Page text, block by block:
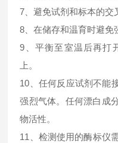
7、避免试剂和标本的交
8、在储存和温育时避免
9、平衡至室温后再打
上。
10、任何反应试剂不能
强烈气体。任何漂白成
物活性。
11、检测使用的酶标仪